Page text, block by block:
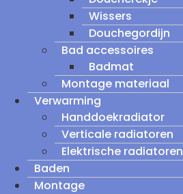
Wissers
Douchegordijn
Bad accessoires
Badmat
Montage materiaal
Verwarming
Handdoekradiator
Verticale radiatoren
Elektrische radiatoren
Baden
Montage